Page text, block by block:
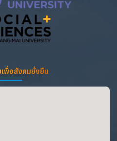
เพื่อสังคมยั่งยืน